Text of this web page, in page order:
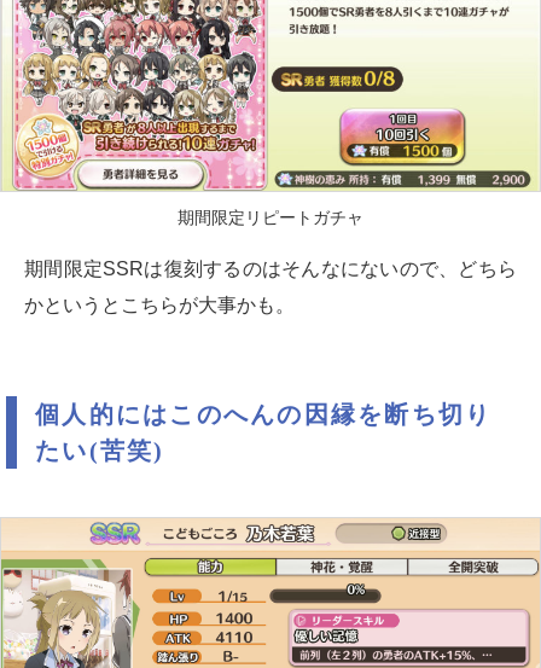
期間限定リピートガチャ
期間限定SSRは復刻するのはそんなにないので、どちら
かというとこちらが大事かも。
個人的にはこのへんの因縁を断ち切り
たい(苦笑)